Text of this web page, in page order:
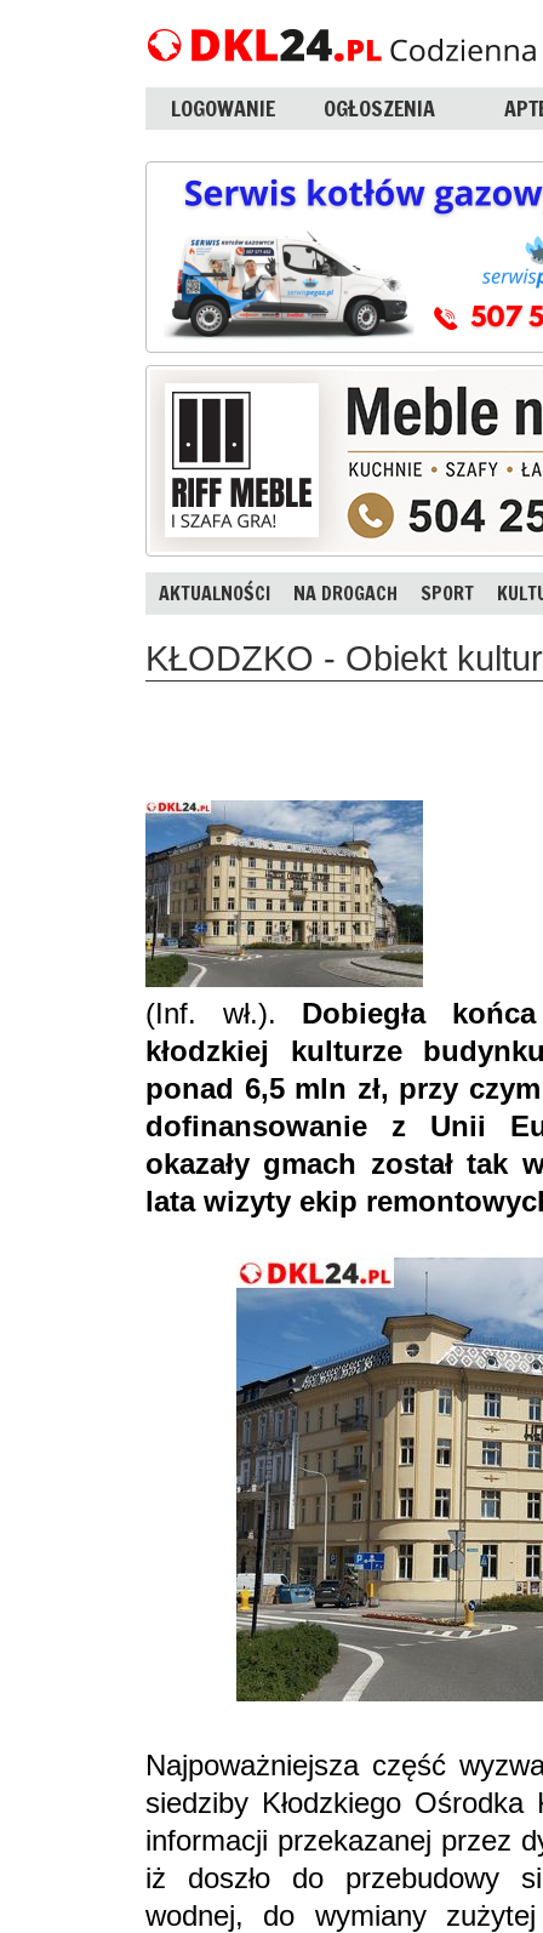
LOGOWANIE OGŁOSZENIA
AKTUALNOŚCI NA DROGACH SPORT
KŁODZKO - Obiekt
(Inf. wł.). Dobiegła
kłodzkiej kulturze
ponad 6,5 mln zł, przy
dofinansowanie z Unii
okazały gmach został tak
lata wizyty ekip
Najpoważniejsza część
siedziby Kłodzkiego
informacji przekazanej przez
iż doszło do przebudowy
wodnej, do wymiany